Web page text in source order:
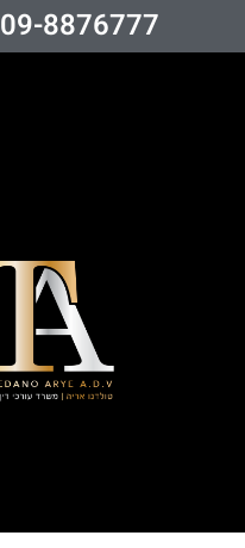
09-8876777 / 054-9409155